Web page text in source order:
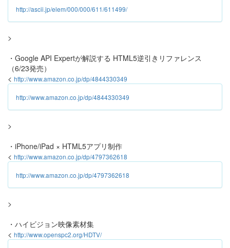
http://ascii.jp/elem/000/000/611/611499/
>
・Google API Expertが解説する HTML5逆引きリファレンス
（6/23発売）
< http://www.amazon.co.jp/dp/4844330349
http://www.amazon.co.jp/dp/4844330349
>
・iPhone/iPad × HTML5アプリ制作
< http://www.amazon.co.jp/dp/4797362618
http://www.amazon.co.jp/dp/4797362618
>
・ハイビジョン映像素材集
< http://www.openspc2.org/HDTV/